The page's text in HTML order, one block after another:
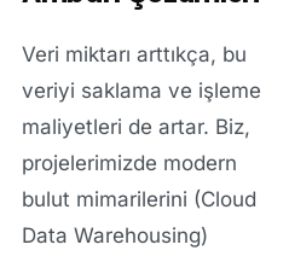
Veri miktarı arttıkça, bu
veriyi saklama ve işleme
maliyetleri de artar. Biz,
projelerimizde modern
bulut mimarilerini (Cloud
Data Warehousing)